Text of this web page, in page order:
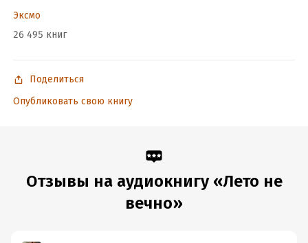
Эксмо
26 495 книг
Поделиться
Опубликовать свою книгу
Отзывы на аудиокнигу «Лето не
вечно»